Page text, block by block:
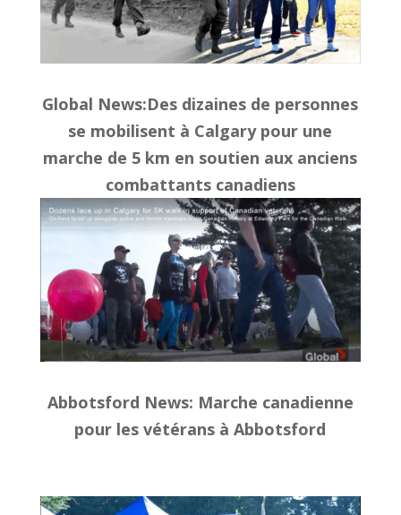
Global News:Des dizaines de personnes
se mobilisent à Calgary pour une
marche de 5 km en soutien aux anciens
combattants canadiens
Abbotsford News: Marche canadienne
pour les vétérans à Abbotsford